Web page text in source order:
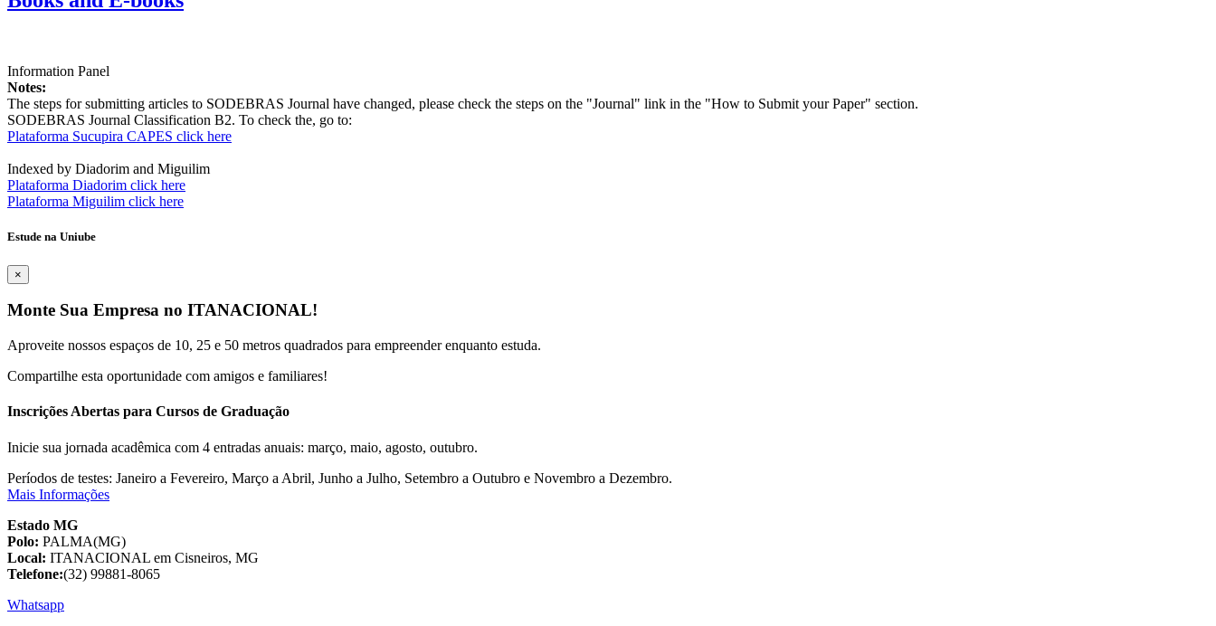
Information Panel
Notes:
The steps for submitting articles to SODEBRAS Journal have changed, please check the steps on the "Journal" link in the "How to Submit your Paper" section.
SODEBRAS Journal Classification B2. To check the, go to:
Plataforma Sucupira CAPES click here
Indexed by Diadorim and Miguilim
Plataforma Diadorim click here
Plataforma Miguilim click here
Estude na Uniube
×
Monte Sua Empresa no ITANACIONAL!
Aproveite nossos espaços de 10, 25 e 50 metros quadrados para empreender enquanto estuda.
Compartilhe esta oportunidade com amigos e familiares!
Inscrições Abertas para Cursos de Graduação
Inicie sua jornada acadêmica com 4 entradas anuais: março, maio, agosto, outubro.
Períodos de testes: Janeiro a Fevereiro, Março a Abril, Junho a Julho, Setembro a Outubro e Novembro a Dezembro.
Mais Informações
Estado MG
Polo: PALMA(MG)
Local: ITANACIONAL em Cisneiros, MG
Telefone:(32) 99881-8065
Whatsapp